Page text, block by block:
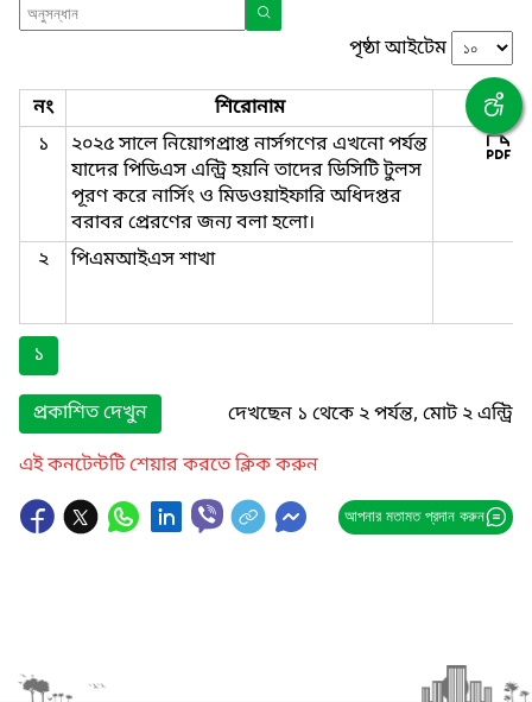
পৃষ্ঠা আইটেম
নং শিরোনাম
ফাইল
১
২০২৫ সালে নিয়োগপ্রাপ্ত নার্সগণের এখনো পর্যন্ত
যাদের পিডিএস এন্ট্রি হয়নি তাদের ডিসিটি টুলস
পূরণ করে নার্সিং ও মিডওয়াইফারি অধিদপ্তর
বরাবর প্রেরণের জন্য বলা হলো।
২
পিএমআইএস শাখা
১
প্রকাশিত দেখুন
দেখছেন ১ থেকে ২ পর্যন্ত, মোট ২ এন্ট্রি
এই কনটেন্টটি শেয়ার করতে ক্লিক করুন
আপনার মতামত প্রদান করুন